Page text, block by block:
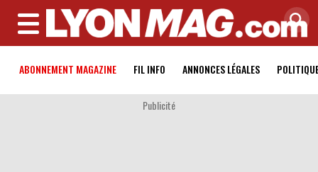
MENU
ABONNEMENT MAGAZINE FIL INFO ANNONCES LÉGALES
Publicité